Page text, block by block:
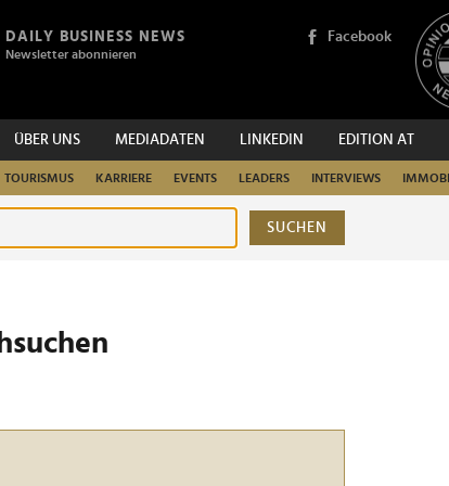
DAILY BUSINESS NEWS
Newsletter abonnieren
Facebook
ÜBER UNS MEDIADATEN LINKEDIN EDITION AT
TOURISMUS KARRIERE EVENTS LEADERS INTERVIEWS
SUCHEN